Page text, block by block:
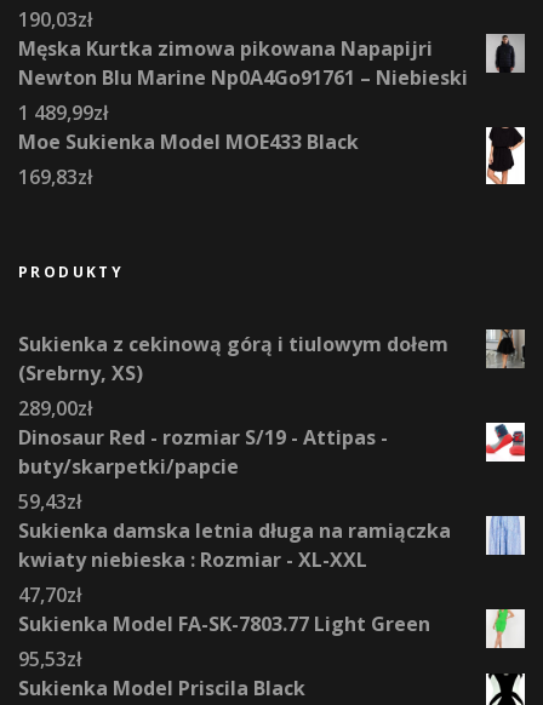
190,03zł
Męska Kurtka zimowa pikowana Napapijri
Newton Blu Marine Np0A4Go91761 – Niebieski
1 489,99zł
Moe Sukienka Model MOE433 Black
169,83zł
PRODUKTY
Sukienka z cekinową górą i tiulowym dołem
(Srebrny, XS)
289,00zł
Dinosaur Red - rozmiar S/19 - Attipas -
buty/skarpetki/papcie
59,43zł
Sukienka damska letnia długa na ramiączka
kwiaty niebieska : Rozmiar - XL-XXL
47,70zł
Sukienka Model FA-SK-7803.77 Light Green
95,53zł
Sukienka Model Priscila Black